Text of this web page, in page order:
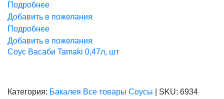
составляла
303,00 ₽.
Подробнее
Добавить в пожелания
Подробнее
Добавить в пожелания
Соус Васаби Tamaki 0,47л, шт
Категория: Бакалея Все товары Соусы SKU: 6934